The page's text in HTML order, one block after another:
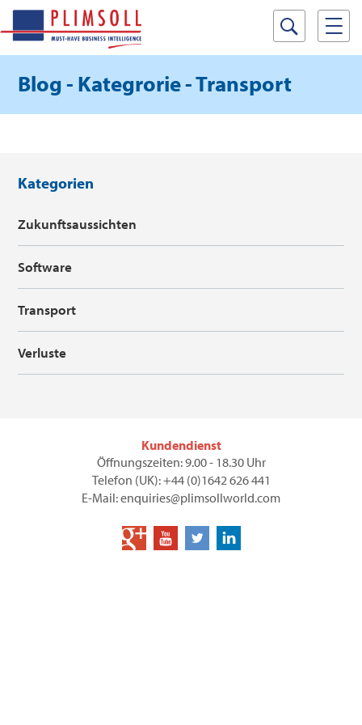
Blog - Kategrorie - Transport
Kategorien
Zukunftsaussichten
Software
Transport
Verluste
Kundendienst
Öffnungszeiten: 9.00 - 18.30 Uhr
Telefon (UK): +44 (0)1642 626 441
E-Mail: enquiries@plimsollworld.com